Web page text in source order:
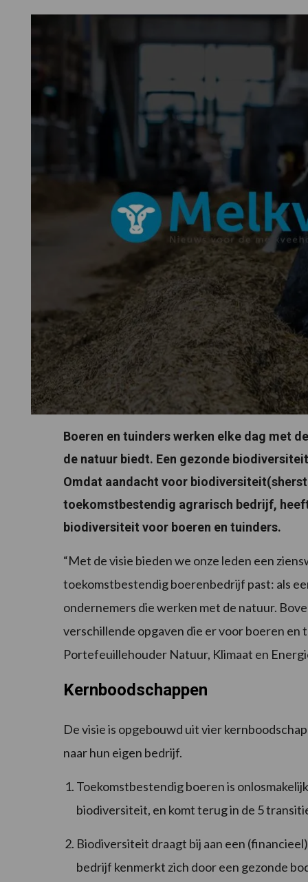
Boeren en tuinders werken elke dag met
de natuur biedt. Een gezonde
Omdat aandacht voor
toekomstbestendig agrarisch bedrijf,
biodiversiteit voor boeren en tuinders.
“Met de visie bieden we onze leden een
toekomstbestendig boerenbedrijf past: als
ondernemers die werken met de natuur.
verschillende opgaven die er voor boeren en
Portefeuillehouder Natuur, Klimaat en
Kernboodschappen
De visie is opgebouwd uit vier
naar hun eigen bedrijf.
Toekomstbestendig boeren is
biodiversiteit, en komt terug in de 5
Biodiversiteit draagt bij aan een
bedrijf kenmerkt zich door een gezonde